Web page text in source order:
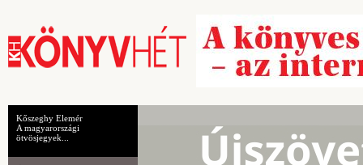
Kőszeghy Elemér
A magyarországi
ötvösjegyek...